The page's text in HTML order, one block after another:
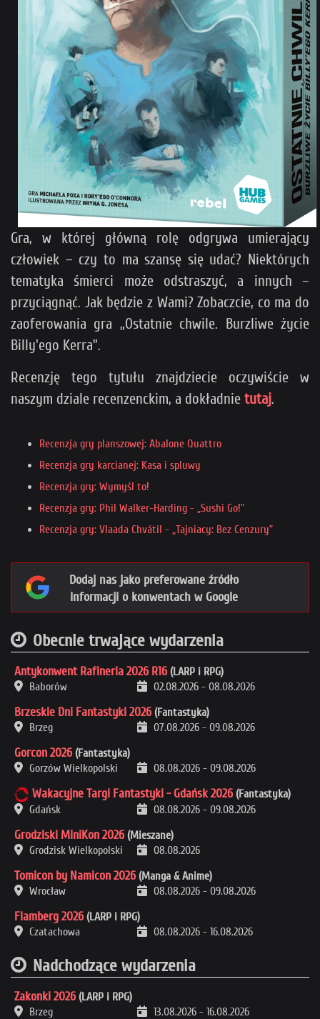
Gra, w której główną rolę odgrywa umierający
człowiek – czy to ma szansę się udać? Niektórych
tematyka śmierci może odstraszyć, a innych –
przyciągnąć. Jak będzie z Wami? Zobaczcie, co ma do
zaoferowania gra „Ostatnie chwile. Burzliwe życie
Billy'ego Kerra”.
Recenzję tego tytułu znajdziecie oczywiście w
naszym dziale recenzenckim, a dokładnie tutaj.
Recenzja gry planszowej: Abalone Quattro
Recenzja gry karcianej: Kasa i spluwy
Recenzja gry: Wymyśl to!
Recenzja gry: Phil Walker-Harding - „Sushi Go!”
Recenzja gry: Vlaada Chvátil - „Tajniacy: Bez Cenzury”
Dodaj nas jako preferowane źródło
informacji o konwentach w Google
Obecnie trwające wydarzenia
Antykonwent Rafineria 2026 R16 (LARP i RPG)
Baborów
02.08.2026 - 08.08.2026
Brzeskie Dni Fantastyki 2026 (Fantastyka)
Brzeg
07.08.2026 - 09.08.2026
Gorcon 2026 (Fantastyka)
Gorzów Wielkopolski
08.08.2026 - 09.08.2026
Wakacyjne Targi Fantastyki - Gdańsk 2026 (Fantastyka)
Gdańsk
08.08.2026 - 09.08.2026
Grodziski MiniKon 2026 (Mieszane)
Grodzisk Wielkopolski
08.08.2026
Tomicon by Namicon 2026 (Manga & Anime)
Wrocław
08.08.2026 - 09.08.2026
Flamberg 2026 (LARP i RPG)
Czatachowa
08.08.2026 - 16.08.2026
Nadchodzące wydarzenia
Zakonki 2026 (LARP i RPG)
Brzeg
13.08.2026 - 16.08.2026